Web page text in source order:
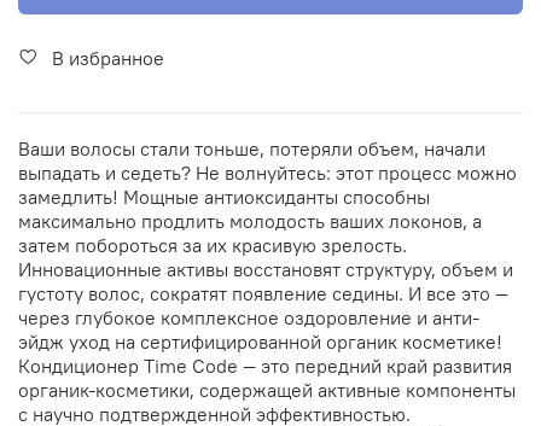
В избранное
Ваши волосы стали тоньше, потеряли объем, начали
выпадать и седеть? Не волнуйтесь: этот процесс можно
замедлить! Мощные антиоксиданты способны
максимально продлить молодость ваших локонов, а
затем побороться за их красивую зрелость.
Инновационные активы восстановят структуру, объем и
густоту волос, сократят появление седины. И все это —
через глубокое комплексное оздоровление и анти-
эйдж уход на сертифицированной органик косметике!
Кондиционер Time Code — это передний край развития
органик-косметики, содержащей активные компоненты
с научно подтвержденной эффективностью.